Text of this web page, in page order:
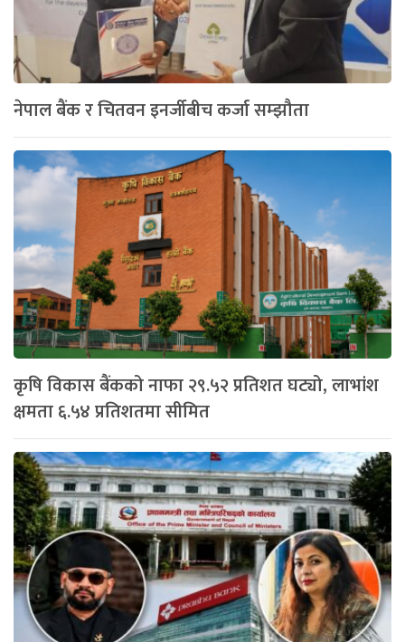
नेपाल बैंक र चितवन इनर्जीबीच कर्जा सम्झौता
कृषि विकास बैंकको नाफा २९.५२ प्रतिशत घट्यो, लाभांश
क्षमता ६.५४ प्रतिशतमा सीमित